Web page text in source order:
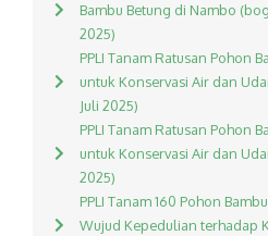
Bambu Betung di Nambo
2025)
PPLI Tanam Ratusan Pohon
untuk Konservasi Air dan
Juli 2025)
PPLI Tanam Ratusan Pohon
untuk Konservasi Air dan
2025)
PPLI Tanam 160 Pohon
Wujud Kepedulian terhadap